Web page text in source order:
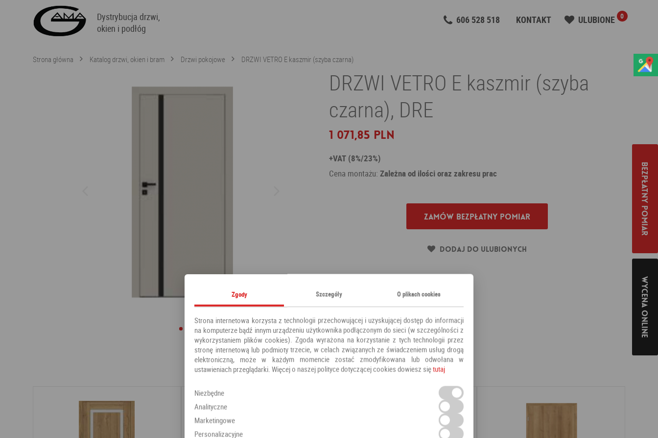
Dystrybucja drzwi,
okien i podłóg
606 528 518 KONTAKT ULUBIONE 0
Strona główna Katalog drzwi, okien i bram Drzwi pokojowe DRZWI VETRO E kaszmir (szyba czarna)
DRZWI VETRO E kaszmir (szyba
czarna), DRE
1 071,85 PLN
+VAT (8%/23%)
Cena montażu: Zależna od ilości oraz zakresu prac
Zamów bezpłatny pomiar
Dodaj do ulubionych
Producent:
Polecamy również
Bezpłatny pomiar
Wycena online
Zgody Szczegóły O plikach cookies
Strona internetowa korzysta z technologii przechowującej i uzyskującej dostęp do informacji
na komputerze bądź innym urządzeniu użytkownika podłączonym do sieci (w szczególności z
wykorzystaniem plików cookies). Zgoda wyrażona na korzystanie z tych technologii przez
stronę internetową lub podmioty trzecie, w celach związanych ze świadczeniem usług drogą
elektroniczną, może w każdym momencie zostać zmodyfikowana lub odwołana w
ustawieniach przeglądarki. Więcej o naszej polityce dotyczącej cookies dowiesz siętutaj
Niezbędne
Analityczne
Marketingowe
Personalizacyjne